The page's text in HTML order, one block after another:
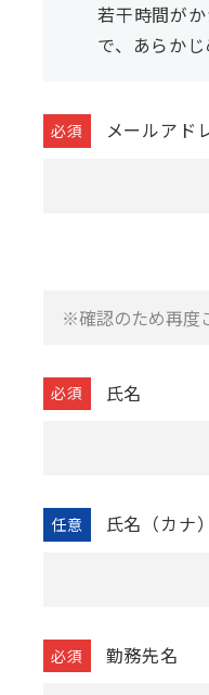
プライバシーポリシー
若干時間が
で、あらかじ
Contactメールアド
氏名
氏名（カナ）
勤務先名